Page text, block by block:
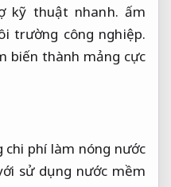
kỹ thuật nhanh. ấm
trường công nghiệp.
biến thành mảng cực
chi phí làm nóng nước
sử dụng nước mềm